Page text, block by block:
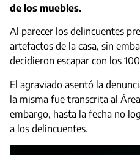
de los muebles.
Al parecer los delincuentes
artefactos de la casa, sin
decidieron escapar con los
El agraviado asentó la
la misma fue transcrita al
embargo, hasta la fecha no
a los delincuentes.